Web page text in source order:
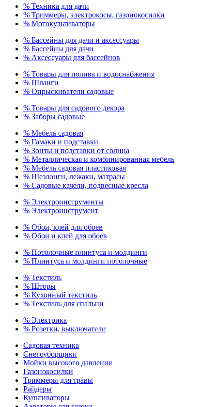
% Техника для дачи
% Триммеры, электрокосы, газонокосилки
% Мотокультиваторы
% Бассейны для дачи и аксессуары
% Бассейны для дачи
% Аксессуары для бассейнов
% Товары для полива и водоснабжения
% Шланги
% Опрыскиватели садовые
% Товары для садового декора
% Заборы садовые
% Мебель садовая
% Гамаки и подставки
% Зонты и подставки от солнца
% Металлическая и комбинированная мебель
% Мебель садовая пластиковая
% Шезлонги, лежаки, матрасы
% Садовые качели, подвесные кресла
% Электроинструменты
% Электроинструмент
% Обои, клей для обоев
% Обои и клей для обоев
% Потолочные плинтуса и молдинги
% Плинтуса и молдинги потолочные
% Текстиль
% Шторы
% Кухонный текстиль
% Текстиль для спальни
% Электрика
% Розетки, выключатели
Садовая техника
Снегоуборщики
Мойки высокого давления
Газонокосилки
Триммеры для травы
Райдеры
Культиваторы